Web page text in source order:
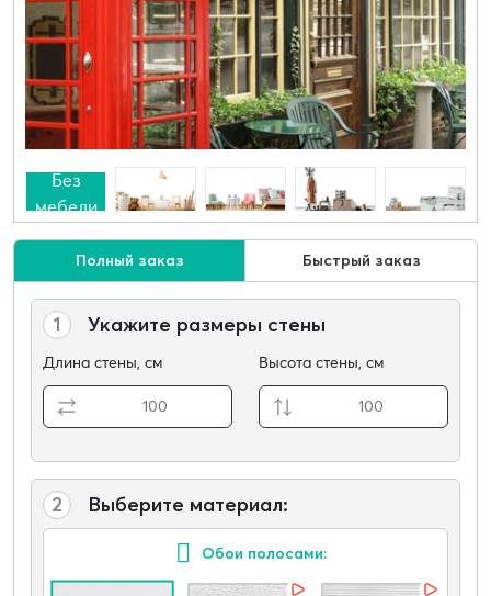
Без
мебели
Полный заказ Быстрый заказ
1 Укажите размеры стены
Длина стены, см Высота стены, см
2 Выберите материал:
Обои полосами: